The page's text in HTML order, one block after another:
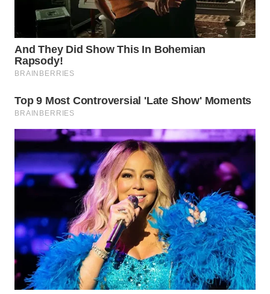
WN
SAMOSIR
WN
PADANG
SUMEDANG
WN
CIANJUR
KEPULAUAN
SERIBU
WN
TANGERANG